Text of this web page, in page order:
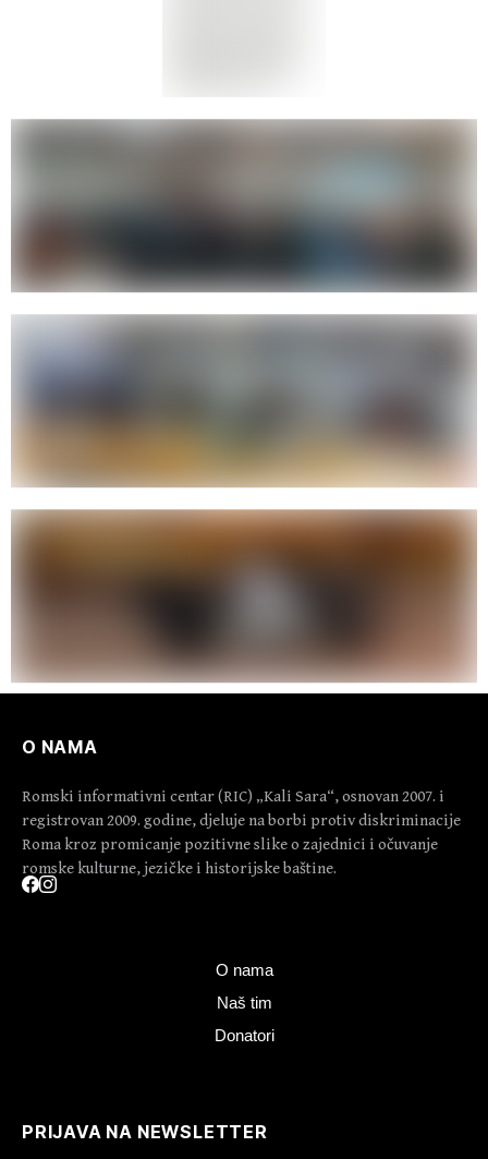
O NAMA
Romski informativni centar (RIC) „Kali Sara“, osnovan 2007. i
registrovan 2009. godine, djeluje na borbi protiv diskriminacije
Roma kroz promicanje pozitivne slike o zajednici i očuvanje
romske kulturne, jezičke i historijske baštine.
O nama
Naš tim
Donatori
PRIJAVA NA NEWSLETTER